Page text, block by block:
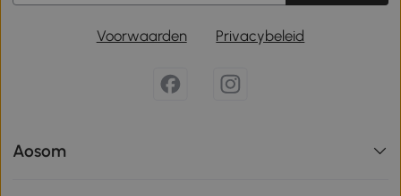
Voorwaarden Privacybeleid
Aosom